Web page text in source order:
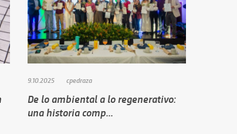
9.10.2025 cpedraza
De lo ambiental a lo regenerativo:
una historia comp...